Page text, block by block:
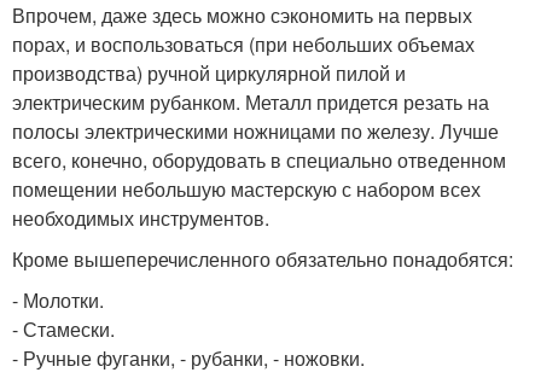
Впрочем, даже здесь можно сэкономить на первых
порах, и воспользоваться (при небольших объемах
производства) ручной циркулярной пилой и
электрическим рубанком. Металл придется резать на
полосы электрическими ножницами по железу. Лучше
всего, конечно, оборудовать в специально отведенном
помещении небольшую мастерскую с набором всех
необходимых инструментов.
Кроме вышеперечисленного обязательно понадобятся:
- Молотки.
- Стамески.
- Ручные фуганки, - рубанки, - ножовки.